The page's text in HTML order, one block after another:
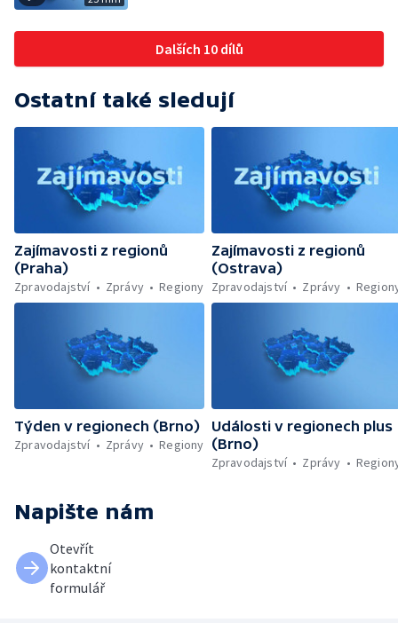
Dalších 10 dílů
Ostatní také sledují
Zajímavosti z regionů
(Praha)
Zpravodajství
Zprávy Regiony
Zajímavosti z regionů
(Ostrava)
Zpravodajství
Zprávy
Týden v regionech (Brno)
Zpravodajství
Zprávy Regiony
Události v regionech plus
(Brno)
Zpravodajství
Zprávy
Napište nám
Otevřít
kontaktní
formulář